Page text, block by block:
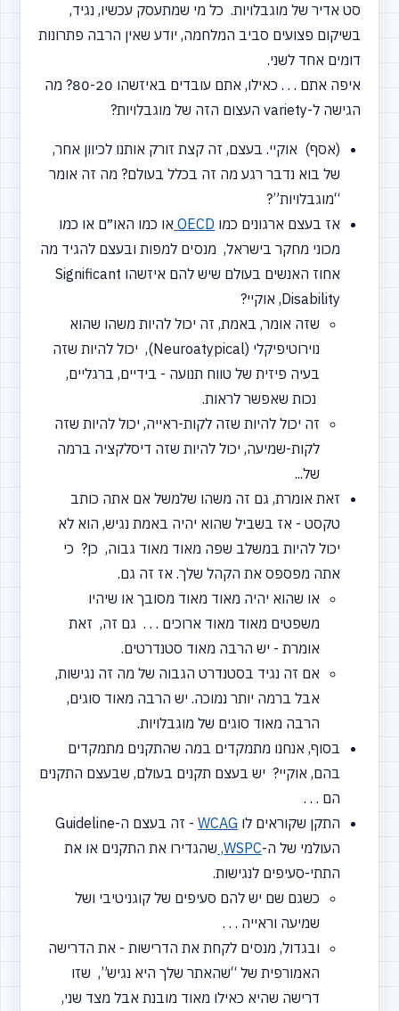
סט אדיר של מוגבלויות. כל מי שמתעסק עכשיו, נגיד,
בשיקום פצועים סביב המלחמה, יודע שאין הרבה פתרונות
דומים אחד לשני.
איפה אתם . . . כאילו, אתם עובדים באיזשהו 80-20? מה
הגישה ל-variety העצום הזה של מוגבלויות?
(אסף) אוקיי. בעצם, זה קצת זורק אותנו לכיוון אחר,
של בוא נדבר רגע מה זה בכלל בעולם? מה זה אומר
“מוגבלויות”?
אז בעצם ארגונים כמו OECD או כמו האו״ם או כמו
מכוני מחקר בישראל, מנסים למפות ובעצם להגיד מה
אחוז האנשים בעולם שיש להם איזשהו Significant
Disability, אוקיי?
שזה אומר, באמת, זה יכול להיות משהו שהוא
נוירוטיפיקלי (Neuroatypical),
יכול להיות שזה
בעיה פיזית של טווח תנועה - בידיים, ברגליים,
נכות שאפשר לראות.
זה יכול להיות שזה לקות-ראייה, יכול להיות שזה
לקות-שמיעה, יכול להיות שזה דיסלקציה ברמה
של...
זאת אומרת, גם זה משהו שלמשל אם אתה כותב
טקסט - אז בשביל שהוא יהיה באמת נגיש, הוא לא
יכול להיות במשלב שפה מאוד מאוד גבוה, כן? כי
אתה מפספס את הקהל שלך. אז זה גם.
או שהוא יהיה מאוד מאוד מסובך או שיהיו
משפטים מאוד מאוד ארוכים . . . גם זה, זאת
אומרת - יש הרבה מאוד סטנדרטים.
אם זה נגיד בסטנדרט הגבוה של מה זה נגישות,
אבל ברמה יותר נמוכה. יש הרבה מאוד סוגים,
הרבה מאוד סוגים של מוגבלויות.
בסוף, אנחנו מתמקדים במה שהתקנים מתמקדים
בהם, אוקיי? יש בעצם תקנים בעולם, שבעצם התקנים
הם . . .
התקן שקוראים לו WCAG
- זה בעצם ה-Guideline
העולמי של ה-WSPC, שהגדירו את התקנים או את
התתי-סעיפים לנגישות.
כשגם שם יש להם סעיפים של קוגניטיבי ושל
שמיעה וראייה . . .
ובגדול, מנסים לקחת את הדרישות - את הדרישה
האמורפית של “שהאתרשלך היא נגיש”, שזו
דרישה שהיא כאילו מאוד מובנת אבל מצד שני,